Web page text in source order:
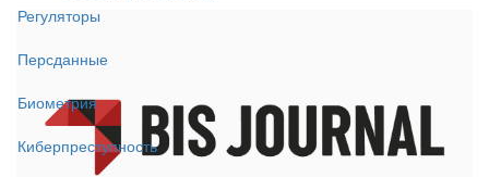
Регуляторы
Персданные
Биометрия
Киберпреступность